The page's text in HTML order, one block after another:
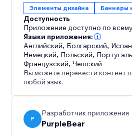
Элементы дизайна Баннеры
Доступность
Приложение доступно по
Языки приложения:
Английский, Болгарский,
Немецкий, Польский,
Французский,Чешский
Вы можете перевести контент
любой язык.
P
Разработчик приложения
PurpleBear